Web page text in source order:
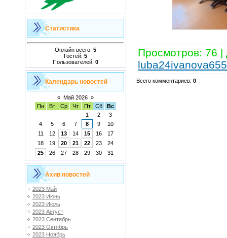
Статистика
Онлайн всего: 5
Гостей: 5
Пользователей: 0
Календарь новостей
« Май 2026 »
Пн
Вт Ср Чт Пт Сб
Вс
1
2
3
4
5 6 7 8 9
10
11
12 13 14 15 16
17
18
19 20 21 22 23
24
25
26 27 28 29 30 31
Ахив новостей
2023 Май
2023 Июнь
2023 Июль
2023 Август
2023 Сентябрь
2023 Октябрь
2023 Ноябрь
Просмотров: 76 |
Всего комментариев: 0